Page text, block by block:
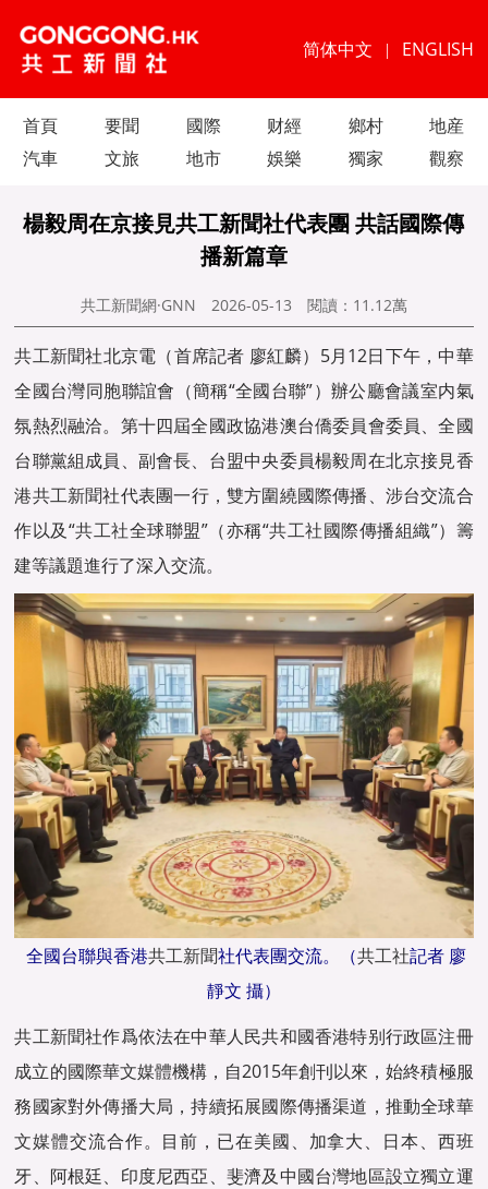
简体中文 | ENGLISH
首頁 要聞 國際 财經 鄉村
地産
汽車
文旅 地市 娛樂 獨家 觀察
楊毅周在京接見共工新聞社代表團 共話國際傳
播新篇章
共工新聞網·GNN 2026-05-13 閱讀： 11.12萬
共工新聞社北京電（首席記者 廖紅麟）5月12日下午，中華
全國台灣同胞聯誼會（簡稱“全國台聯”）辦公廳會議室内氣
氛熱烈融洽。第十四屆全國政協港澳台僑委員會委員、全國
台聯黨組成員、副會長、台盟中央委員楊毅周在北京接見香
港共工新聞社代表團一行，雙方圍繞國際傳播、涉台交流合
作以及“共工社全球聯盟”（亦稱“共工社國際傳播組織”）籌
建等議題進行了深入交流。
全國台聯與香港共工新聞社代表團交流。（共工社記者 廖
靜文 攝）
共工新聞社作爲依法在中華人民共和國香港特别行政區注冊
成立的國際華文媒體機構，自2015年創刊以來，始終積極服
務國家對外傳播大局，持續拓展國際傳播渠道，推動全球華
文媒體交流合作。目前，已在美國、加拿大、日本、西班
牙、阿根廷、印度尼西亞、斐濟及中國台灣地區設立獨立運